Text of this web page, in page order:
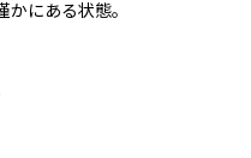
にある状態。